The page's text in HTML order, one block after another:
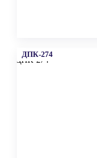
ДПК-274